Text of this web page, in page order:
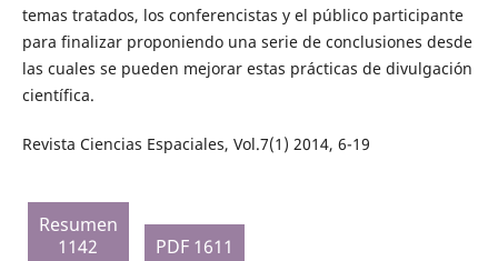
temas tratados, los conferencistas y el público participante
para finalizar proponiendo una serie de conclusiones desde
las cuales se pueden mejorar estas prácticas de divulgación
científica.
Revista Ciencias Espaciales, Vol.7(1) 2014, 6-19
Resumen
1142
PDF 1611